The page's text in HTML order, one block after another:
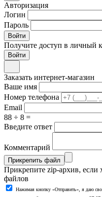
Авторизация
Логин
Пароль
Войти
Получите доступ в личный
Заказать интернет-магазин
Ваше имя
Номер телефона
Email
88 ÷ 8 =
Введите ответ
Комментарий
Прикрепить файл
Прикрепите zip-архив, если
файлов
Нажимая кнопку «Отправить», я даю